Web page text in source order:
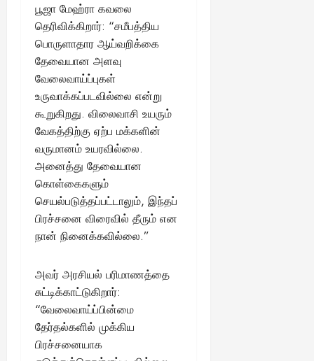
பூஜா மேஹ்ரா கவலை
தெரிவிக்கிறார்: “சமீபத்திய
பொருளாதார ஆய்வறிக்கை
தேவையான அளவு
வேலைவாய்ப்புகள்
உருவாக்கப்படவில்லை என்று
கூறுகிறது. விலைவாசி உயரும்
வேகத்திற்கு ஏற்ப மக்களின்
வருமானம் உயரவில்லை.
அனைத்து தேவையான
கொள்கைகளும்
செயல்படுத்தப்பட்டாலும், இந்தப்
பிரச்சனை விரைவில் தீரும் என
நான் நினைக்கவில்லை.”
அவர் அரசியல் பரிமாணத்தை
சுட்டிக்காட்டுகிறார்:
“வேலைவாய்ப்பின்மை
தேர்தல்களில் முக்கிய
பிரச்சனையாக